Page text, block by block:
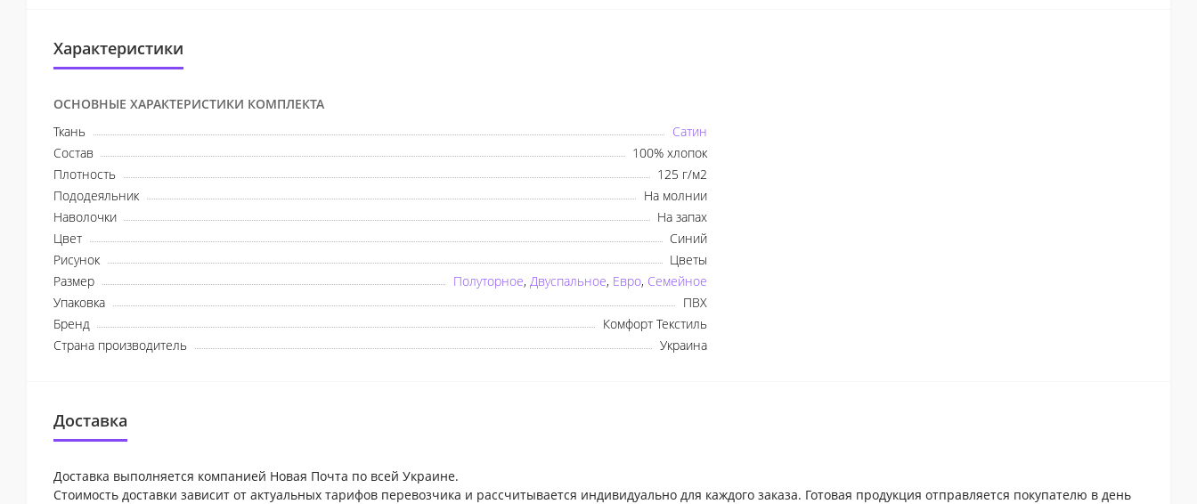
Характеристики
ОСНОВНЫЕ ХАРАКТЕРИСТИКИ КОМПЛЕКТА
Ткань
Сатин
Состав
100% хлопок
Плотность
125 г/м2
Пододеяльник
На молнии
Наволочки
На запах
Цвет
Синий
Рисунок
Цветы
Размер
Полуторное,Двуспальное, Евро, Семейное
Упаковка
ПВХ
Бренд
Комфорт Текстиль
Страна производитель
Украина
Доставка
Доставка выполняется компанией Новая Почта по всей Украине.
Стоимость доставки зависит от актуальных тарифов перевозчика и рассчитывается индивидуально для каждого заказа. Готовая продукция отправляется покупателю в день